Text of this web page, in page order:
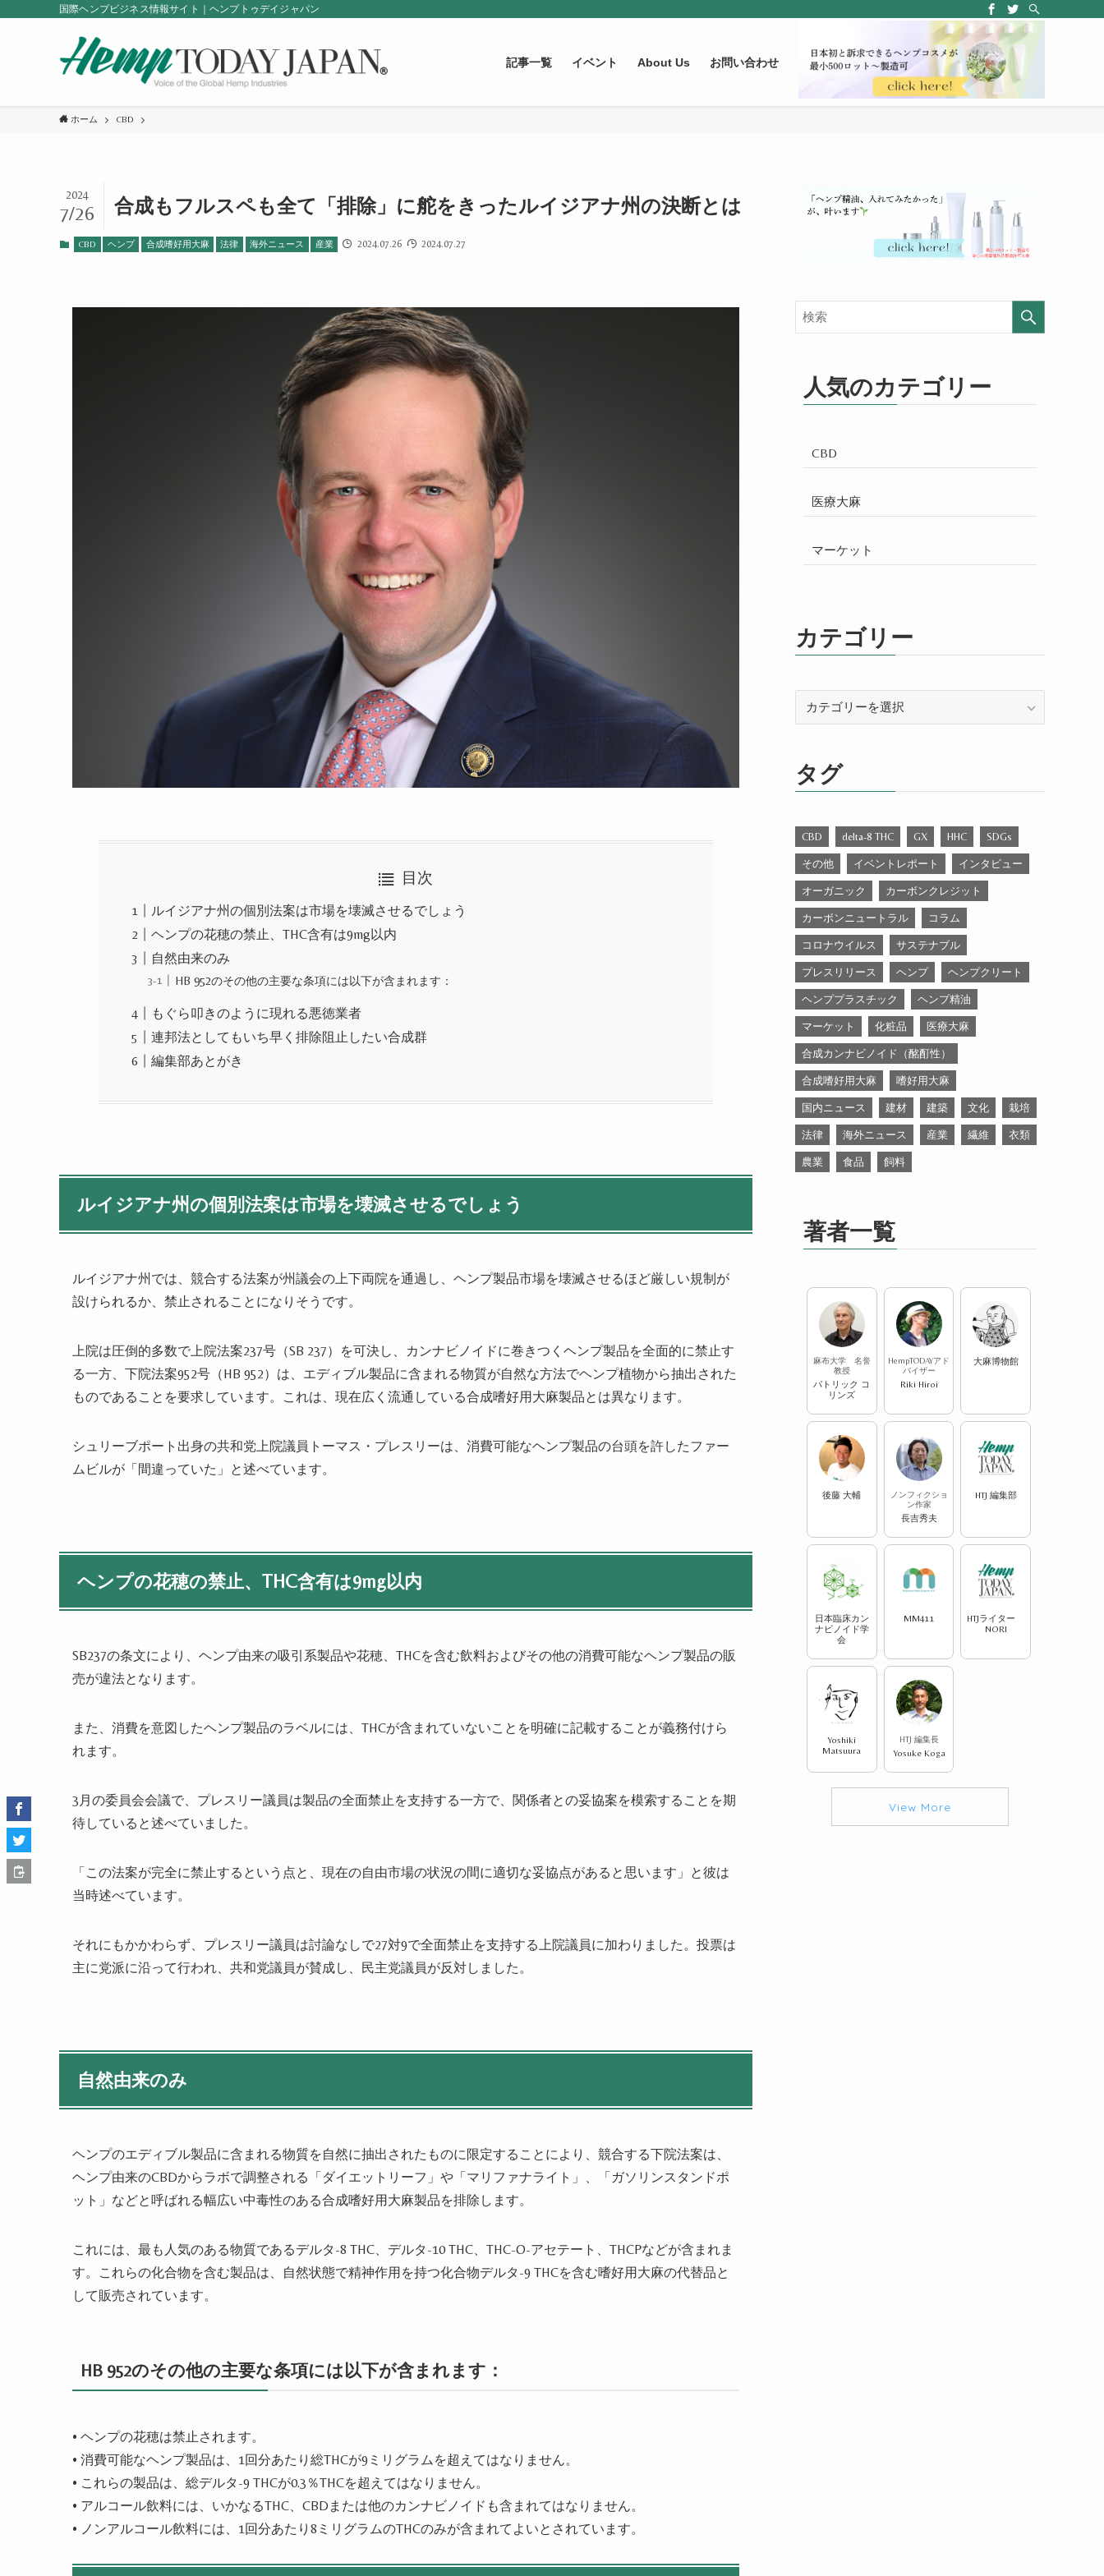
国際ヘンプビジネス情報サイト｜ヘンプトゥデイジャパン
記事一覧 イベント About Us お問い合わせ
ホーム CBD
合成もフルスペも全て「排除」に舵をきったルイジアナ州の決断とは
2024
7/26
CBD ヘンプ 合成嗜好用大麻 法律 海外ニュース 産業 2024.07.26 2024.07.27
目次
ルイジアナ州の個別法案は市場を壊滅させるでしょう
ヘンプの花穂の禁止、THC含有は9mg以内
自然由来のみ
HB 952のその他の主要な条項には以下が含まれます：
もぐら叩きのように現れる悪徳業者
連邦法としてもいち早く排除阻止したい合成群
編集部あとがき
ルイジアナ州の個別法案は市場を壊滅させるでしょう
ルイジアナ州では、競合する法案が州議会の上下両院を通過し、ヘンプ製品市場を壊滅させるほど厳しい規制が
設けられるか、禁止されることになりそうです。
上院は圧倒的多数で上院法案237号（SB 237）を可決し、カンナビノイドに巻きつくヘンプ製品を全面的に禁止す
る一方、下院法案952号（HB 952）は、エディブル製品に含まれる物質が自然な方法でヘンプ植物から抽出された
ものであることを要求しています。これは、現在広く流通している合成嗜好用大麻製品とは異なります。
シュリーブポート出身の共和党上院議員トーマス・プレスリーは、消費可能なヘンプ製品の台頭を許したファー
ムビルが「間違っていた」と述べています。
ヘンプの花穂の禁止、THC含有は9mg以内
SB237の条文により、ヘンプ由来の吸引系製品や花穂、THCを含む飲料およびその他の消費可能なヘンプ製品の販
売が違法となります。
また、消費を意図したヘンプ製品のラベルには、THCが含まれていないことを明確に記載することが義務付けら
れます。
3月の委員会会議で、プレスリー議員は製品の全面禁止を支持する一方で、関係者との妥協案を模索することを期
待していると述べていました。
「この法案が完全に禁止するという点と、現在の自由市場の状況の間に適切な妥協点があると思います」と彼は
当時述べています。
それにもかかわらず、プレスリー議員は討論なしで27対9で全面禁止を支持する上院議員に加わりました。投票は
主に党派に沿って行われ、共和党議員が賛成し、民主党議員が反対しました。
自然由来のみ
ヘンプのエディブル製品に含まれる物質を自然に抽出されたものに限定することにより、競合する下院法案は、
ヘンプ由来のCBDからラボで調整される「ダイエットリーフ」や「マリファナライト」、「ガソリンスタンドポ
ット」などと呼ばれる幅広い中毒性のある合成嗜好用大麻製品を排除します。
これには、最も人気のある物質であるデルタ-8 THC、デルタ-10 THC、THC-O-アセテート、THCPなどが含まれま
す。これらの化合物を含む製品は、自然状態で精神作用を持つ化合物デルタ-9 THCを含む嗜好用大麻の代替品と
して販売されています。
HB 952のその他の主要な条項には以下が含まれます：
• ヘンプの花穂は禁止されます。
• 消費可能なヘンプ製品は、1回分あたり総THCが9ミリグラムを超えてはなりません。
• これらの製品は、総デルタ-9 THCが0.3％THCを超えてはなりません。
• アルコール飲料には、いかなるTHC、CBDまたは他のカンナビノイドも含まれてはなりません。
• ノンアルコール飲料には、1回分あたり8ミリグラムのTHCのみが含まれてよいとされています。
人気のカテゴリー
CBD
医療大麻
マーケット
カテゴリー
ー
タグ
CBD delta-8 THC GX HHC SDGs
その他 イベントレポート インタビュー
オーガニック カーボンクレジット
カーボンニュートラル コラム
コロナウイルス サステナブル
プレスリリース ヘンプ ヘンプクリート
ヘンププラスチック ヘンプ精油
マーケット 化粧品 医療大麻
合成カンナビノイド（酩酊性）
合成嗜好用大麻 嗜好用大麻
国内ニュース 建材 建築 文化 栽培
法律 海外ニュース 産業 繊維 衣類
農業 食品 飼料
著者一覧
麻布大学 名誉
教授
パトリック コ
リンズ
HempTODAYアド
バイザー
Riki Hiroi
大麻博物館
後藤 大輔
ノンフィクショ
ン作家
長吉秀夫
HTJ 編集部
日本臨床カン
ナビノイド学
会
MM411
HTJライター
NORI
Yoshiki
Matsuura
HTJ 編集長
Yosuke Koga
View More